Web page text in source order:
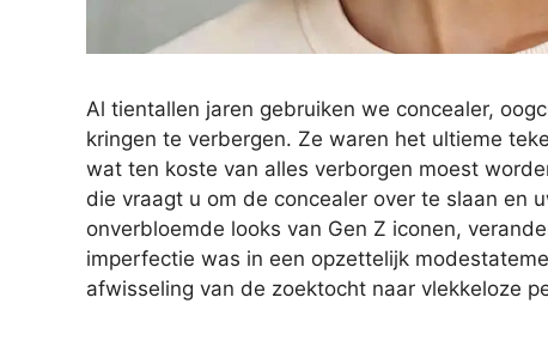
Al tientallen jaren gebruiken we concealer,
kringen te verbergen. Ze waren het ultieme
wat ten koste van alles verborgen moest
die vraagt u om de concealer over te slaan en
onverbloemde looks van Gen Z iconen,
imperfectie was in een opzettelijk
afwisseling van de zoektocht naar vlekkeloze